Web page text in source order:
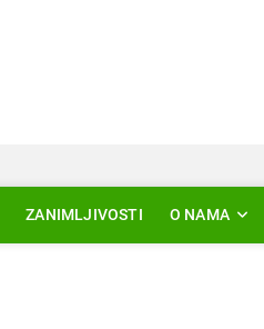
ZANIMLJIVOSTI O NAMA